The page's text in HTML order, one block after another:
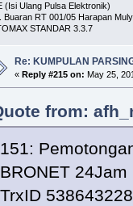
(Isi Ulang Pulsa Elektronik)
Buaran RT 001/05 Harapan
STANDAR 3.3.7
Re: KUMPULAN
« Reply #215 on: May 25,
from:
151:
BRONET
TrxID